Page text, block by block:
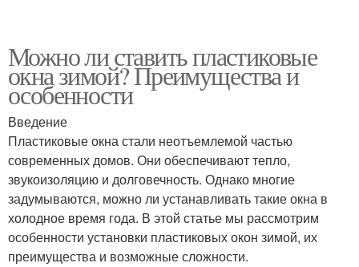
Можно ли ставить пластиковые
окна зимой? Преимущества и
особенности
Введение
Пластиковые окна стали неотъемлемой частью
современных домов. Они обеспечивают тепло,
звукоизоляцию и долговечность. Однако многие
задумываются, можно ли устанавливать такие окна в
холодное время года. В этой статье мы рассмотрим
особенности установки пластиковых окон зимой, их
преимущества и возможные сложности.